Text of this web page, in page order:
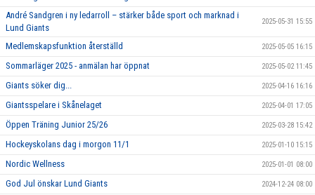
André Sandgren i ny ledarroll – stärker både sport och marknad i
Lund Giants
2025-05-31 15:55
Medlemskapsfunktion återställd 2025-05-05 16:15
Sommarläger 2025 - anmälan har öppnat 2025-05-02 11:45
Giants söker dig... 2025-04-16 16:16
Giantsspelare i Skånelaget 2025-04-01 17:05
Öppen Träning Junior 25/26 2025-03-28 15:42
Hockeyskolans dag i morgon 11/1 2025-01-10 15:15
Nordic Wellness 2025-01-01 08:00
God Jul önskar Lund Giants 2024-12-24 08:00